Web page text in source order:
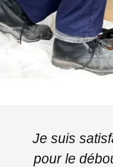
Je suis
pour le